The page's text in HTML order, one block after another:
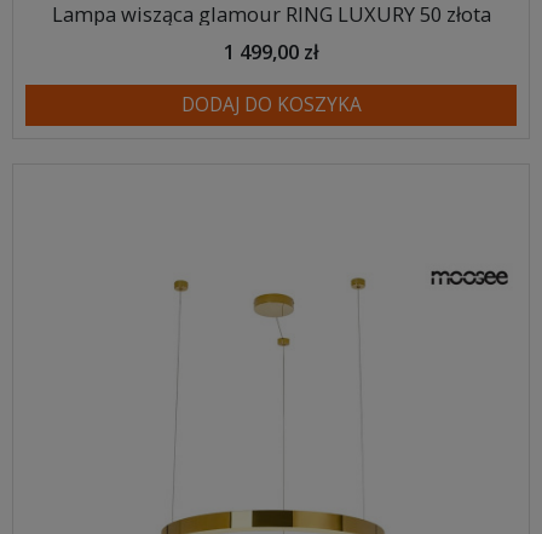
Lampa wisząca glamour RING LUXURY 50 złota
1 499,00 zł
DODAJ DO KOSZYKA